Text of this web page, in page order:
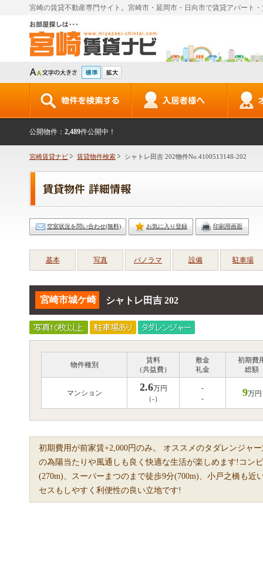
宮崎の賃貸不動産専門サイト。宮崎市・延岡市・日向市で賃貸アパート
公開物件： 2,489件公開中！
宮崎賃貸ナビ 賃貸物件検索 シャトレ田吉 202物件No.4100513148-202
空室状況を問い合わせ(無料) お気に入り登録 印刷用画面
基本 写真 パノラマ 設備 駐車場
宮崎市城ケ崎 シャトレ田吉 202
物件種別
賃料
（共益費）
敷金
礼金
初期費
総額
マンション 2.6万円
（-）
-
-
9万円
初期費用が前家賃+2,000円のみ。 オススメのタダレンジャ
の為陽当たりや風通しも良く快適な生活が楽しめます!コン
(270m)、スーパーまつのまで徒歩9分(700m)、小戸之橋も近
セスもしやすく利便性の良い立地です!